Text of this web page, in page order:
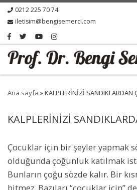
0212 225 70 74
iletisim@bengisemerci.com
Ana sayfa »KALPLERİNİZİ SANDIKLARDAN
KALPLERİNİZİ
Çocuklar için bir şeyler yapmak
olduğunda çoğunluk katılmak
Bunların çoğu sözde kalır. Bir
bitmez. Bazıları “çocuklar için”